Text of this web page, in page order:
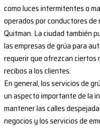
como luces intermitentes o
operados por conductores
Quitman. La ciudad también
las empresas de grúa para
requerir que ofrezcan ciertos
recibos a los clientes.
En general, los servicios de
un aspecto importante de la
mantener las calles
negocios y los servicios de